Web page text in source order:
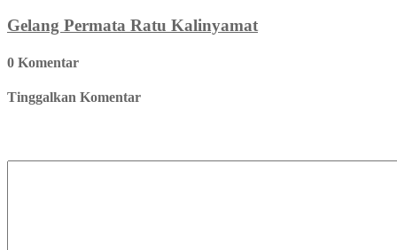
Gelang Permata Ratu Kalinyamat
0 Komentar
Tinggalkan Komentar